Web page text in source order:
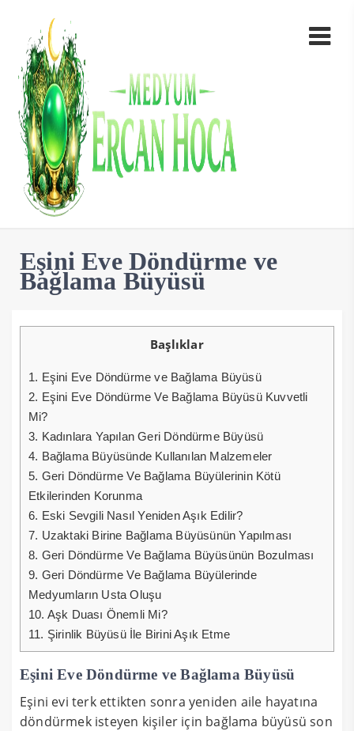
Eşini Eve Döndürme ve
Bağlama Büyüsü
Başlıklar
1. Eşini Eve Döndürme ve Bağlama Büyüsü
2. Eşini Eve Döndürme Ve Bağlama Büyüsü Kuvvetli
Mi?
3. Kadınlara Yapılan Geri Döndürme Büyüsü
4. Bağlama Büyüsünde Kullanılan Malzemeler
5. Geri Döndürme Ve Bağlama Büyülerinin Kötü
Etkilerinden Korunma
6. Eski Sevgili Nasıl Yeniden Aşık Edilir?
7. Uzaktaki Birine Bağlama Büyüsünün Yapılması
8. Geri Döndürme Ve Bağlama Büyüsünün Bozulması
9. Geri Döndürme Ve Bağlama Büyülerinde
Medyumların Usta Oluşu
10. Aşk Duası Önemli Mi?
11. Şirinlik Büyüsü İle Birini Aşık Etme
Eşini Eve Döndürme ve Bağlama Büyüsü
Eşini evi terk ettikten sonra yeniden aile hayatına
döndürmek isteyen kişiler için bağlama büyüsü son